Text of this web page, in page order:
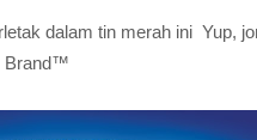
dalam tin merah ini Yup,
Brand™